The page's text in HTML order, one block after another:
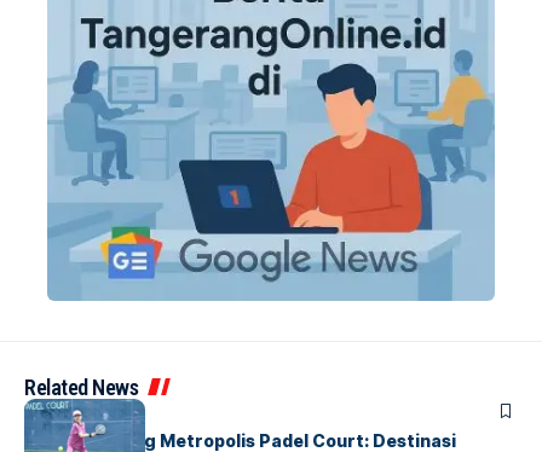
Related News
BERITAHOME
Grand Opening Metropolis Padel Court: Destinasi